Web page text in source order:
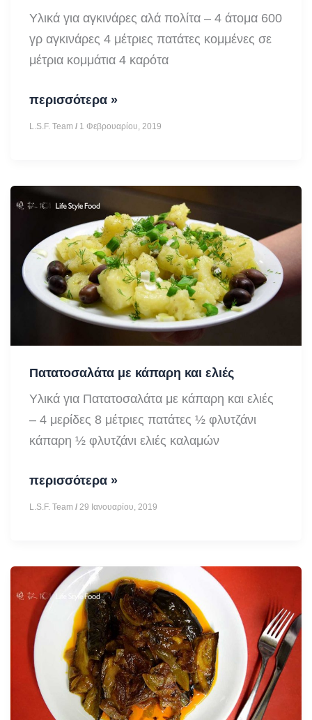
Υλικά για αγκινάρες αλά πολίτα – 4 άτομα 600
γρ αγκινάρες 4 μέτριες πατάτες κομμένες σε
μέτρια κομμάτια 4 καρότα
Αγκινάρες
αλά
άνηθο
περισσότερα »
L.S.F. Team/ 1 Φεβρουαρίου, 2019
Πατατοσαλάτα με κάπαρη και ελιές
Υλικά για Πατατοσαλάτα με κάπαρη και ελιές
– 4 μερίδες 8 μέτριες πατάτες ½ φλυτζάνι
κάπαρη ½ φλυτζάνι ελιές καλαμών
Πατατοσαλάτα
με
ελιές
περισσότερα »
L.S.F. Team/29 Ιανουαρίου, 2019